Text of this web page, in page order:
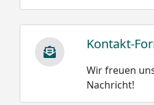
Neuschnee stark
gebunden 100 bis 200
kg/m³
Altschnee trocken
200 bis 400 kg/m³
Kontakt-
Wir freuen
Nachricht!